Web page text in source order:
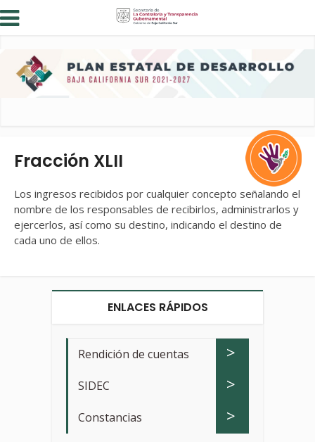
Fracción XLII
Los ingresos recibidos por cualquier concepto señalando el
nombre de los responsables de recibirlos, administrarlos y
ejercerlos, así como su destino, indicando el destino de
cada uno de ellos.
ENLACES RÁPIDOS
Rendición de cuentas >
SIDEC >
Constancias >